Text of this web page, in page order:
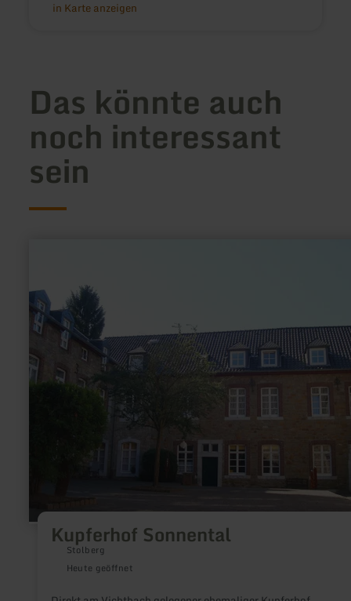
in Karte anzeigen
Das könnte auch
noch interessant
sein
Kupferhof Sonnental
Stolberg
Heute geöffnet
Sonnental